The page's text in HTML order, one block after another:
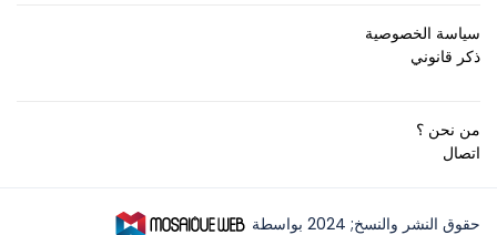
سياسة الخصوصية
ذكر قانوني
من نحن ؟
اتصال
حقوق النشر والنسخ; 2024 بواسطة